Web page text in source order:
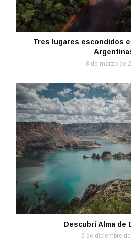
Tres lugares escondidos
8 de marzo de
Descubrí Alma de
6 de diciembre